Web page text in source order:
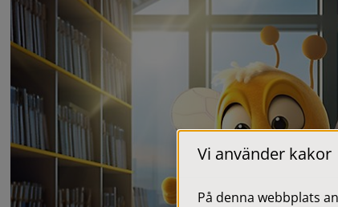
Vi använder kakor
På denna webbplats